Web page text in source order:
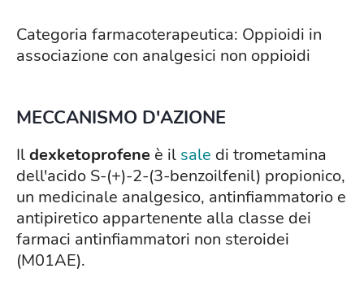
Categoria farmacoterapeutica: Oppioidi in
associazione con analgesici non oppioidi
MECCANISMO D'AZIONE
Ildexketoprofene è il sale di trometamina
dell'acido S-(+)-2-(3-benzoilfenil) propionico,
un medicinale analgesico, antinfiammatorio e
antipiretico appartenente alla classe dei
farmaci antinfiammatori non steroidei
(M01AE).